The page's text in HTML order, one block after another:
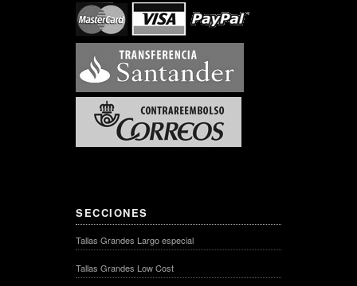
SECCIONES
Tallas Grandes Largo especial
Tallas Grandes Low Cost